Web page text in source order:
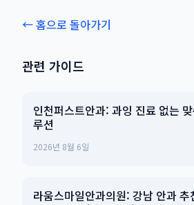
← 홈으로 돌아가기
관련 가이드
인천퍼스트안과: 과잉 진료 없는
루션
2026년 8월 6일
라움스마일안과의원: 강남 안과